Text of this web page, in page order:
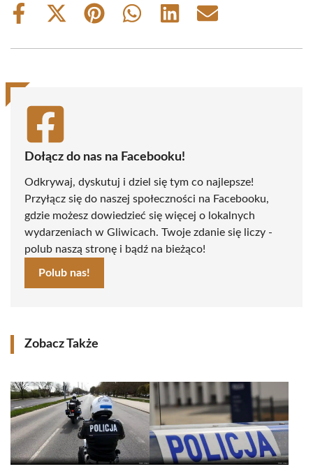
Share
Share
(Twitter)
Share
Share
Share
Share
Dołącz do nas na Facebooku!
Odkrywaj, dyskutuj i dziel się tym co najlepsze!
Przyłącz się do naszej społeczności na Facebooku,
gdzie możesz dowiedzieć się więcej o lokalnych
wydarzeniach w Gliwicach. Twoje zdanie się liczy -
polub naszą stronę i bądź na bieżąco!
Polub nas!
Zobacz Także